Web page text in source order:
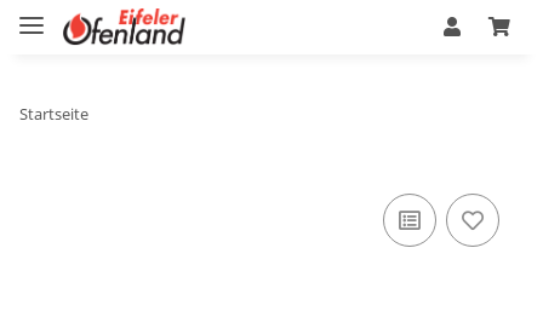
Startseite